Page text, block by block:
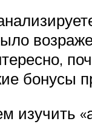
бонусы
изучить